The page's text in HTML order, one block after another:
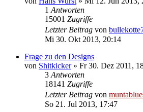
1 Antworten
15001 Zugriffe
Letzter Beitrag von
Mi 30. Okt 2013, 20:14
Frage zu den Designs
von Shitkicker» Fr 30. Dez 2011,
3 Antworten
18141 Zugriffe
Letzter Beitrag von
So 21. Jul 2013, 17:47